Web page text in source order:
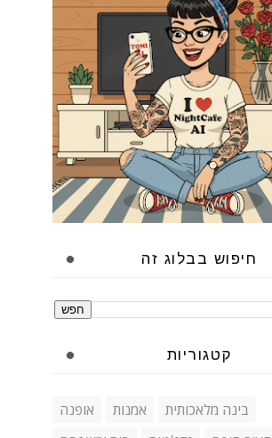
חיפוש בבלוג זה
קטגוריות
אופנה אמנות
בינה מלאכותית